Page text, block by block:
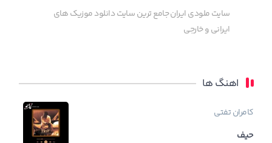
سایت ملودی ایران جامع ترین سایت دانلود موزیک های
ایرانی و خارجی
اهنگ ها
کامران تفتی
حیف